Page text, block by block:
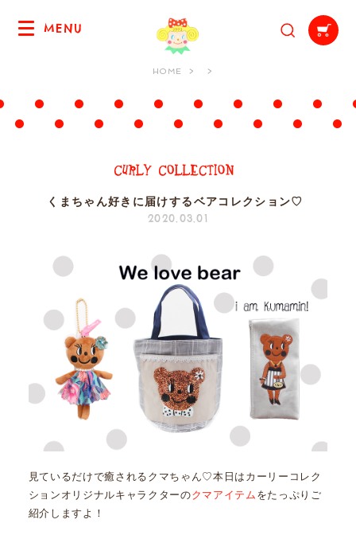
MENU
HOME
くまちゃん好きに届けするベアコレクション♡
2020.03.01
見ているだけで癒されるクマちゃん♡本日はカーリーコレク
ションオリジナルキャラクターのクマアイテム をたっぷりご
紹介しますよ！